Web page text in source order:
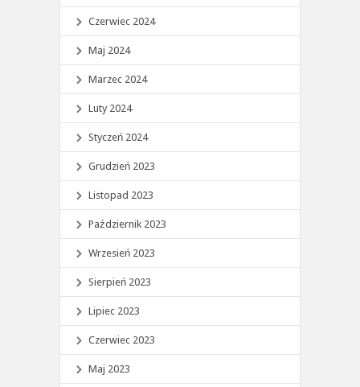
Czerwiec 2024
Maj 2024
Marzec 2024
Luty 2024
Styczeń 2024
Grudzień 2023
Listopad 2023
Październik 2023
Wrzesień 2023
Sierpień 2023
Lipiec 2023
Czerwiec 2023
Maj 2023